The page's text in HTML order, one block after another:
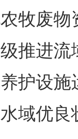
牧废
推进
护设
域优良